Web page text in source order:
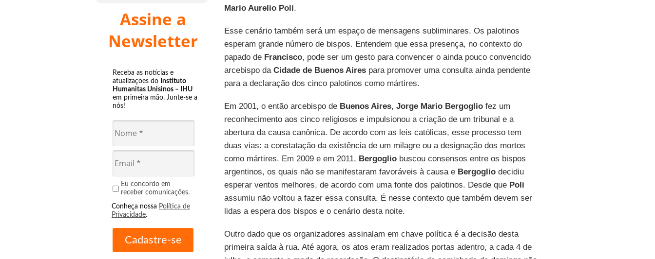
Assine a
Newsletter
Receba as notícias e
atualizações do Instituto
Humanitas Unisinos – IHU
em primeira mão. Junte-se a
nós!
Eu concordo em
receber comunicações.
Conheça nossa Política de
Privacidade.
Mario Aurelio Poli.
Esse cenário também será um espaço de mensagens subliminares. Os palotinos
esperam grande número de bispos. Entendem que essa presença, no contexto do
papado de Francisco, pode ser um gesto para convencer o ainda pouco convencido
arcebispo da Cidade de Buenos Airespara promover uma consulta ainda pendente
para a declaração dos cinco palotinos como mártires.
Em 2001, o então arcebispo de Buenos Aires, Jorge Mario Bergogliofez um
reconhecimento aos cinco religiosos e impulsionou a criação de um tribunal e a
abertura da causa canônica. De acordo com as leis católicas, esse processo tem
duas vias: a constatação da existência de um milagre ou a designação dos mortos
como mártires. Em 2009 e em 2011, Bergogliobuscou consensos entre os bispos
argentinos, os quais não se manifestaram favoráveis à causa e Bergogliodecidiu
esperar ventos melhores, de acordo com uma fonte dos palotinos. Desde que Poli
assumiu não voltou a fazer essa consulta. É nesse contexto que também devem ser
lidas a espera dos bispos e o cenário desta noite.
Outro dado que os organizadores assinalam em chave política é a decisão desta
primeira saída à rua. Até agora, os atos eram realizados portas adentro, a cada 4 de